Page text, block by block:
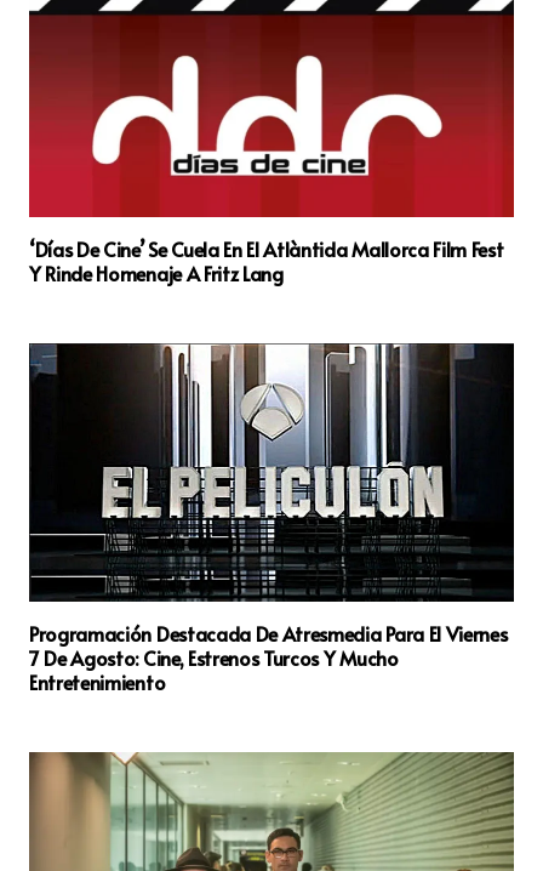
‘Días De Cine’ Se Cuela En El Atlàntida Mallorca Film Fest
Y Rinde Homenaje A Fritz Lang
Programación Destacada De Atresmedia Para El Viernes
7 De Agosto: Cine, Estrenos Turcos Y Mucho
Entretenimiento